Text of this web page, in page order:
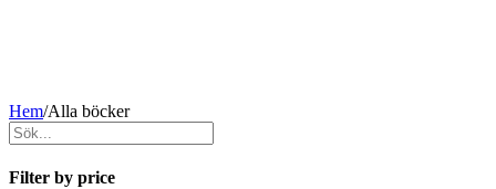
Hem/Alla böcker
Filter by price